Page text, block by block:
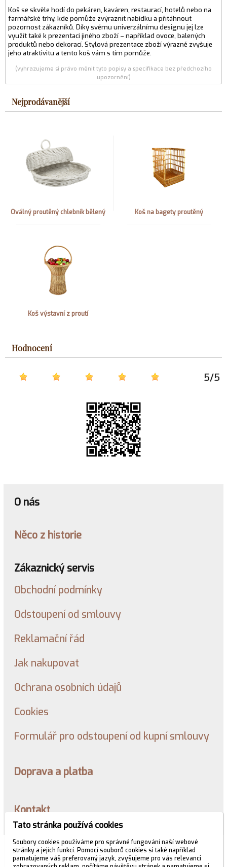
Hodnocení
5/5
Koš se skvěle hodí do pekáren, kaváren, restaurací, hotelů nebo na
farmářské trhy, kde pomůže zvýraznit nabídku a přitáhnout
pozornost zákazníků. Díky svému univerzálnímu designu jej lze
využít také k prezentaci jiného zboží – například ovoce, balených
produktů nebo dekorací. Stylová prezentace zboží výrazně zvyšuje
jeho atraktivitu a tento koš vám s tím pomůže.
(vyhrazujeme si právo měnit tyto popisy a specifikace bez předchozího
upozornění)
Nejprodávanější
Oválný proutěný chlebník bělený Koš na bagety proutěný
Koš výstavní z proutí
O nás
Něco z historie
Zákaznický servis
Obchodní podmínky
Odstoupení od smlouvy
Reklamační řád
Jak nakupovat
Ochrana osobních údajů
Cookies
Formulář pro odstoupení od kupní smlouvy
Doprava a platba
Kontakt
© 2026 WEXBO |www.wexbo.com|Přihlásit
Tato stránka používá cookies
Soubory cookies používáme pro správné fungování naší webové
stránky a jejích funkcí. Pomocí souborů cookies si také například
pamatujeme váš preferovaný jazyk, zvyšujeme pro vás relevanci